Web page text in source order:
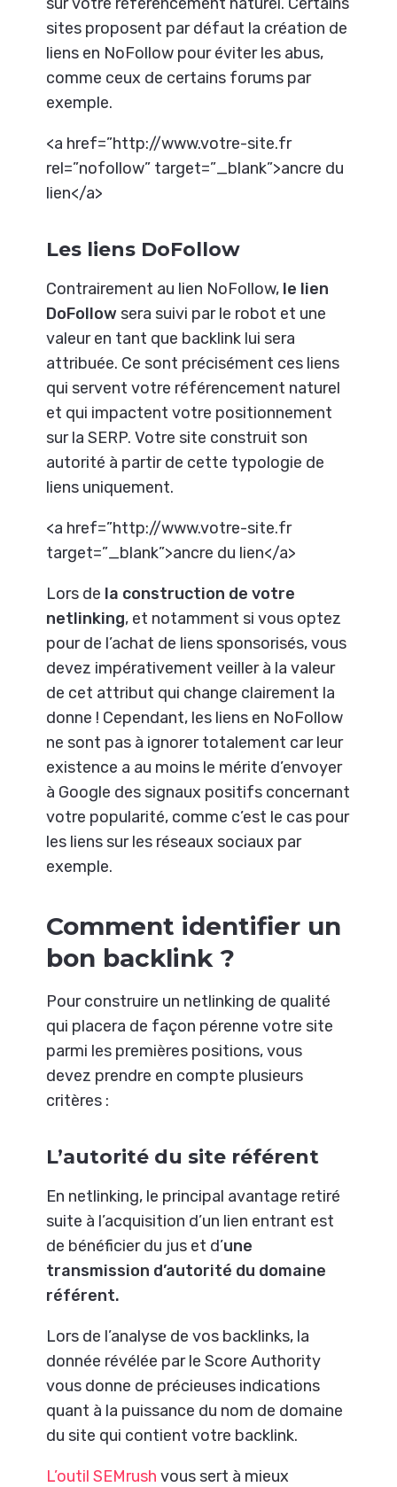
sites proposent par défaut la création de
liens en NoFollow pour éviter les abus,
comme ceux de certains forums par
exemple.
<a href=”http://www.votre-site.fr
rel=”nofollow” target=”_blank”>ancre du
lien</a>
Les liens DoFollow
Contrairement au lien NoFollow, le lien
DoFollowsera suivi par le robot et une
valeur en tant que backlink lui sera
attribuée. Ce sont précisément ces liens
qui servent votre référencement naturel
et qui impactent votre positionnement
sur la SERP. Votre site construit son
autorité à partir de cette typologie de
liens uniquement.
<a href=”http://www.votre-site.fr
target=”_blank”>ancre du lien</a>
Lors de la construction de votre
netlinking, et notamment si vous optez
pour de l’achat de liens sponsorisés, vous
devez impérativement veiller à la valeur
de cet attribut qui change clairement la
donne ! Cependant, les liens en NoFollow
ne sont pas à ignorer totalement car leur
existence a au moins le mérite d’envoyer
à Google des signaux positifs concernant
votre popularité, comme c’est le cas pour
les liens sur les réseaux sociaux par
exemple.
Comment identifier un
bon backlink ?
Pour construire un netlinking de qualité
qui placera de façon pérenne votre site
parmi les premières positions, vous
devez prendre en compte plusieurs
critères :
L’autorité du site référent
En netlinking, le principal avantage retiré
suite à l’acquisition d’un lien entrant est
de bénéficier du jus et d’une
transmission d’autorité du domaine
référent.
Lors de l’analyse de vos backlinks, la
donnée révélée par le Score Authority
vous donne de précieuses indications
quant à la puissance du nom de domaine
du site qui contient votre backlink.
L’outil SEMrush vous sert à mieux